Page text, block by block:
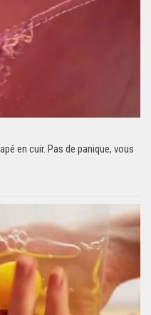
en cuir. Pas de panique, vous